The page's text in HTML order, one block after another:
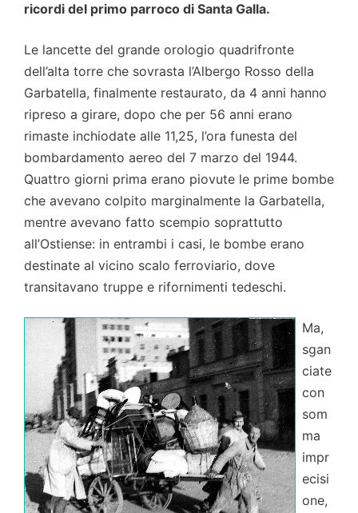
ricordi del primo parroco di Santa Galla.
Le lancette del grande orologio quadrifronte
dell’alta torre che sovrasta l’Albergo Rosso della
Garbatella, finalmente restaurato, da 4 anni hanno
ripreso a girare, dopo che per 56 anni erano
rimaste inchiodate alle 11,25, l’ora funesta del
bombardamento aereo del 7 marzo del 1944.
Quattro giorni prima erano piovute le prime bombe
che avevano colpito marginalmente la Garbatella,
mentre avevano fatto scempio soprattutto
all’Ostiense: in entrambi i casi, le bombe erano
destinate al vicino scalo ferroviario, dove
transitavano truppe e rifornimenti tedeschi.
Ma,
sgan
ciate
con
som
ma
impr
ecisi
one,